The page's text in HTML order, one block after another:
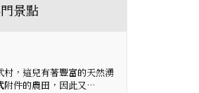
景點
村，這兒有著豐富的天然湧
附件的農田，因此又…